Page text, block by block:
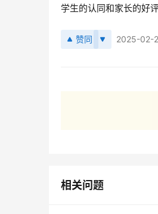
学生的认同和家长的好评
赞同 2025-02-
相关问题